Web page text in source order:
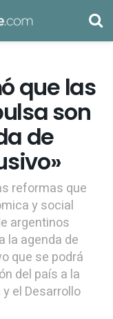
que las
son
de
reformas que
y social
argentinos
la agenda de
que se podrá
del país a la
el Desarrollo